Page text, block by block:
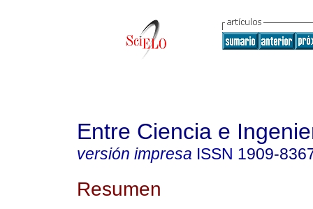
Entre Ciencia e
versión impresa ISSN 1909-
Resumen